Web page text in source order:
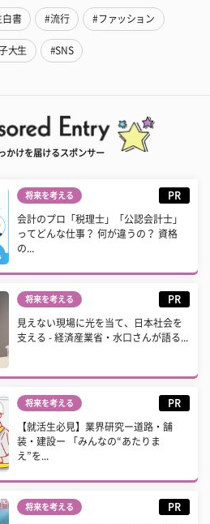
白書 #流行 #ファッション
大生 #SNS
かけを届けるスポンサー
将来を考える PR
会計のプロ「税理士」「公認会計士」
ってどんな仕事？ 何が違うの？ 資格
の...
将来を考える PR
見えない現場に光を当て、日本社会を
支える - 経済産業省・水口さんが語る...
将来を考える PR
【就活生必見】業界研究ー道路・舗
装・建設ー 「みんなの“あたりま
え”を...
将来を考える PR